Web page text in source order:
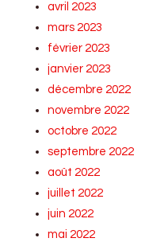
avril 2023
mars 2023
février 2023
janvier 2023
décembre 2022
novembre 2022
octobre 2022
septembre 2022
août 2022
juillet 2022
juin 2022
mai 2022